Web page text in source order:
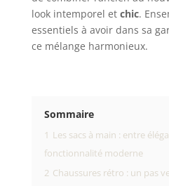
look intemporel et chic.
essentiels à avoir dans sa
ce mélange harmonieux.
Sommaire
1 Les sacs à main : entre
fonctionnalité moderne
2 Chaussures rétro : un pas